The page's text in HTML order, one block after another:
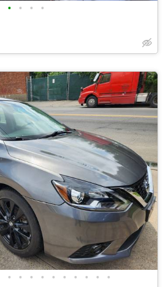
• • • •
• • • • • • • • • •